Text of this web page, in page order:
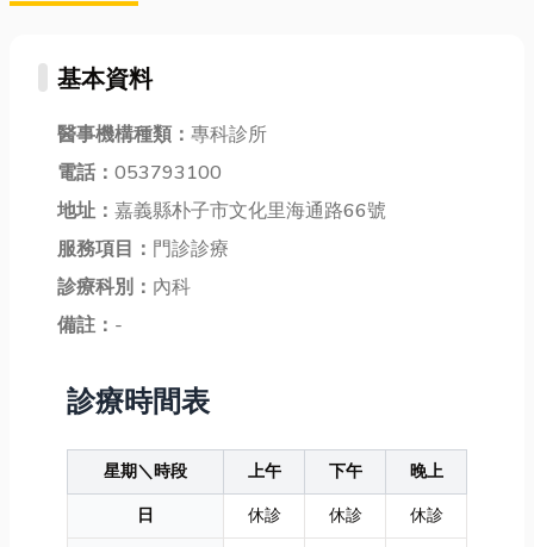
基本資料
醫事機構種類： 專科診所
電話： 053793100
地址： 嘉義縣朴子市文化里海通路66號
服務項目： 門診診療
診療科別： 內科
備註： -
診療時間表
星期＼時段 上午 下午
晚上
日
休診 休診
休診